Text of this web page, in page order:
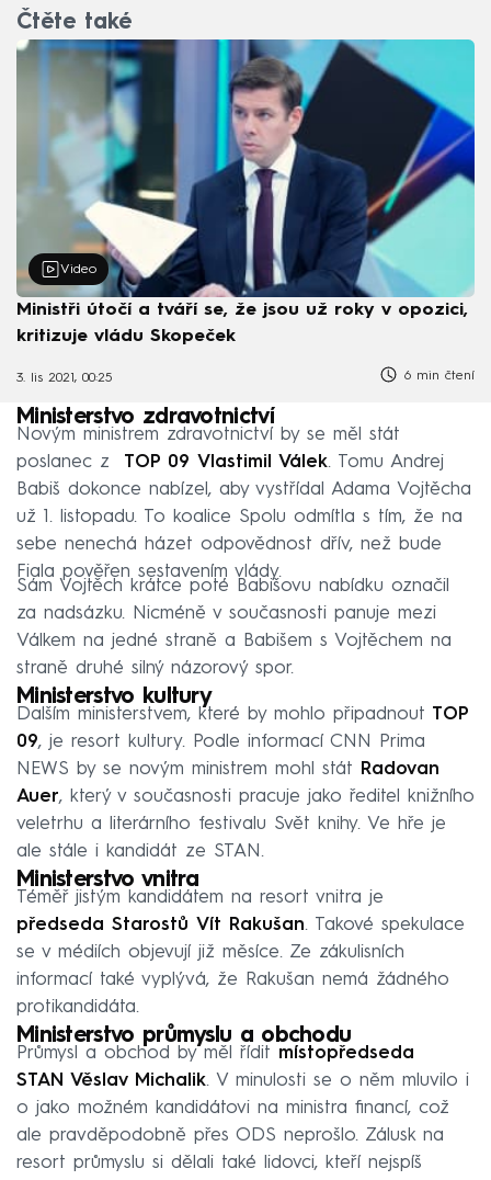
Čtěte také
Video
Ministři útočí a tváří se, že jsou už roky v opozici,
kritizuje vládu Skopeček
3. lis 2021, 00:25 6 min čtení
Ministerstvo zdravotnictví
Novým ministrem zdravotnictví by se měl stát
poslanec z
TOP 09 Vlastimil Válek. Tomu Andrej
Babiš dokonce nabízel, aby vystřídal Adama Vojtěcha
už 1. listopadu. To koalice Spolu odmítla s tím, že na
sebe nenechá házet odpovědnost dřív, než bude
Fiala pověřen sestavením vlády.
Sám Vojtěch krátce poté Babišovu nabídku označil
za nadsázku. Nicméně v současnosti panuje mezi
Válkem na jedné straně a Babišem s Vojtěchem na
straně druhé silný názorový spor.
Ministerstvo kultury
Dalším ministerstvem, které by mohlo připadnout TOP
09, je resort kultury. Podle informací CNN Prima
NEWS by se novým ministrem mohl stát
Radovan
Auer, který v současnosti pracuje jako ředitel knižního
veletrhu a literárního festivalu Svět knihy. Ve hře je
ale stále i kandidát ze STAN.
Ministerstvo vnitra
Téměř jistým kandidátem na resort vnitra je
předseda Starostů Vít Rakušan. Takové spekulace
se v médiích objevují již měsíce. Ze zákulisních
informací také vyplývá, že Rakušan nemá žádného
protikandidáta.
Ministerstvo průmyslu a obchodu
Průmysl a obchod by měl řídit místopředseda
STAN Věslav Michalik. V minulosti se o něm mluvilo i
o jako možném kandidátovi na ministra financí, což
ale pravděpodobně přes ODS neprošlo. Zálusk na
resort průmyslu si dělali také lidovci, kteří nejspíš